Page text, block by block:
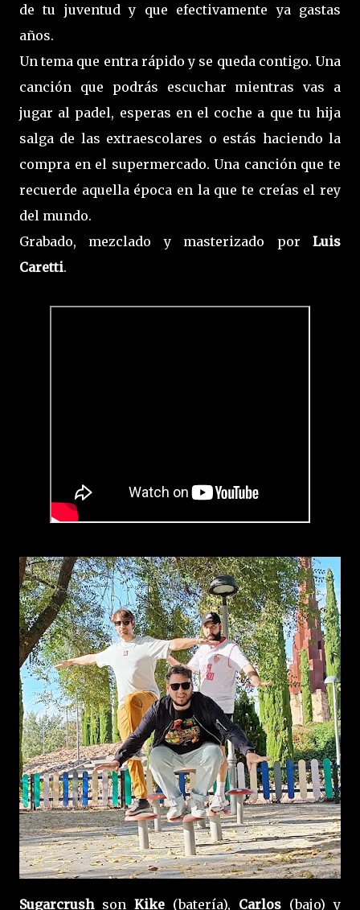
de tu juventud y que efectivamente ya gastas
años.
Un tema que entra rápido y se queda contigo. Una
canción que podrás escuchar mientras vas a
jugar al padel, esperas en el coche a que tu hija
salga de las extraescolares o estás haciendo la
compra en el supermercado. Una canción que te
recuerde aquella época en la que te creías el rey
del mundo.
Grabado, mezclado y masterizado por Luis
Caretti.
Sugarcrushson Kike (batería), Carlos (bajo) y